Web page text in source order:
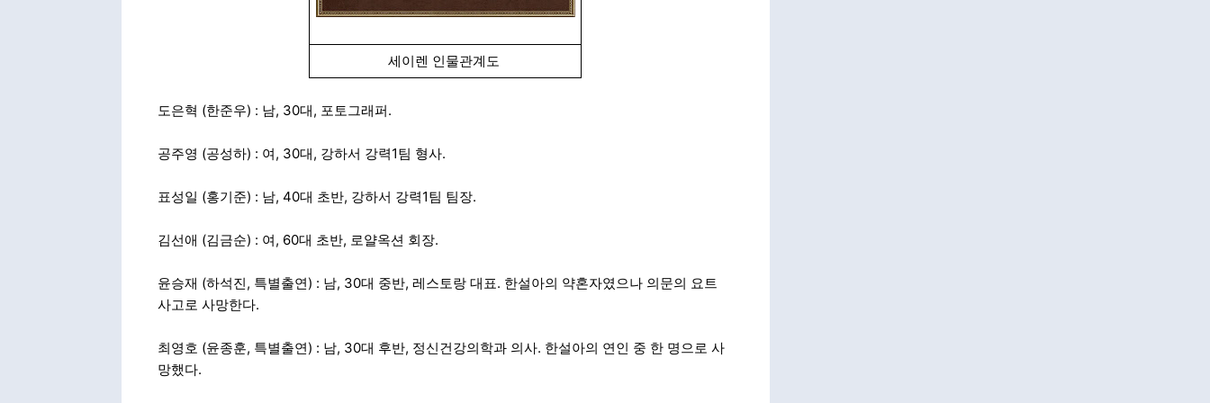
세이렌 인물관계도
도은혁 (한준우) : 남, 30대, 포토그래퍼.
공주영 (공성하) : 여, 30대, 강하서 강력1팀 형사.
표성일 (홍기준) : 남, 40대 초반, 강하서 강력1팀 팀장.
김선애 (김금순) : 여, 60대 초반, 로얄옥션 회장.
윤승재 (하석진, 특별출연) : 남, 30대 중반, 레스토랑 대표. 한설아의 약혼자였으나 의문의 요트
사고로 사망한다.
최영호 (윤종훈, 특별출연) : 남, 30대 후반, 정신건강의학과 의사. 한설아의 연인 중 한 명으로 사
망했다.